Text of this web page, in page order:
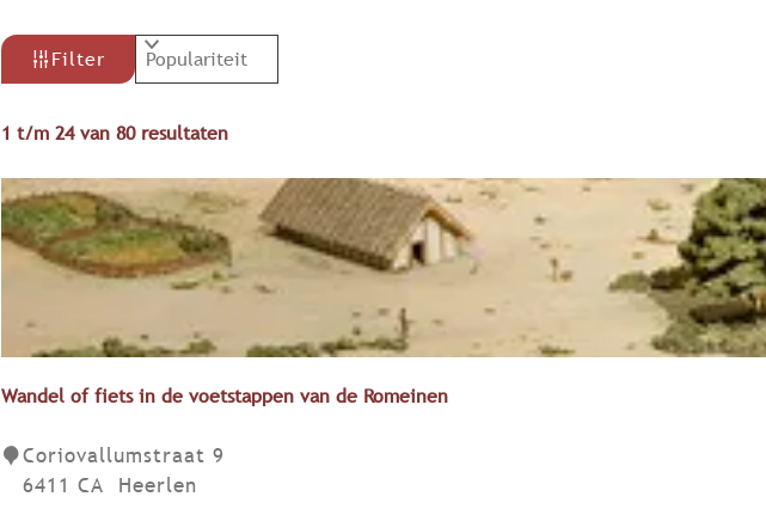
W
a
t
o
e
Filter
S
o
t
e
r
1 t/m 24 van 80 resultaten
S
r
t
e
p
:Wandel of fiets in de voetstappen van de Romeinen
WCoriovallumstraat 9
6411 CA
Heerlen